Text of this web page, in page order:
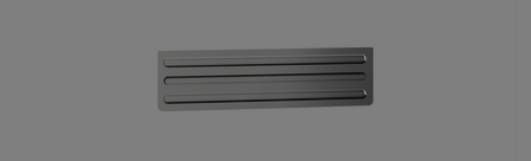
Anchura de construcción 1112 mm
Peso del producto (por artículo) 2.500 kg